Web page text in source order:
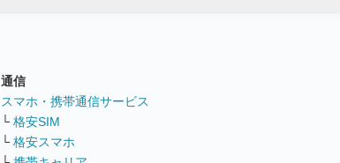
通信
スマホ・携帯通信サービス
└ 格安SIM
└ 格安スマホ